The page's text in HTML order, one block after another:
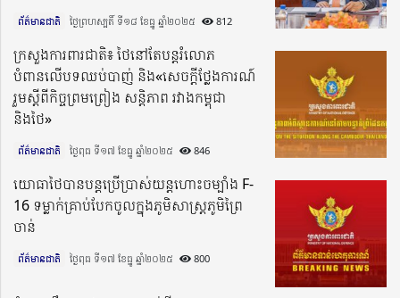
ព័ត៌មានជាតិ ថ្ងៃព្រហស្បតិ៍ ទី១៨ ខែធ្នូ ឆ្នាំ២០២៥​ 812
ក្រសួងការពារជាតិ៖ ថៃនៅតែបន្តរំលោភ
បំពានលើបទឈប់បាញ់ និង«សេចក្តីថ្លែងការណ៍
រួមស្តីពីកិច្ចព្រមព្រៀង សន្តិភាព រវាងកម្ពុជា
និងថៃ»
ព័ត៌មានជាតិ ថ្ងៃពុធ ទី១៧ ខែធ្នូ ឆ្នាំ២០២៥​ 846
យោធាថៃបានបន្តប្រើប្រាស់យន្តហោះចម្បាំង F-
16 ទម្លាក់គ្រាប់បែកចូលក្នុងភូមិសាស្ត្រភូមិព្រៃ
ចាន់
ព័ត៌មានជាតិ ថ្ងៃពុធ ទី១៧ ខែធ្នូ ឆ្នាំ២០២៥​ 800